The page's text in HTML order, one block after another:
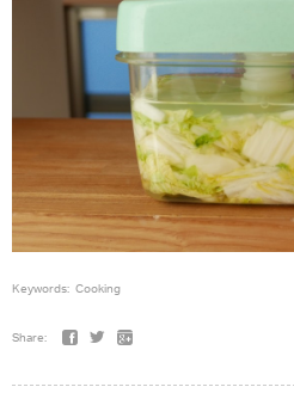
Keywords: Cooking
Share: